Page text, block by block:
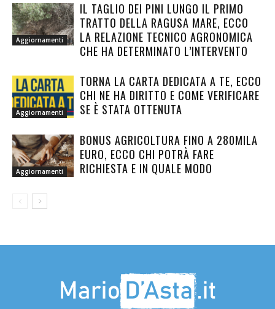
Aggiornamenti
IL TAGLIO DEI PINI LUNGO IL PRIMO
TRATTO DELLA RAGUSA MARE, ECCO
LA RELAZIONE TECNICO AGRONOMICA
CHE HA DETERMINATO L’INTERVENTO
Aggiornamenti
TORNA LA CARTA DEDICATA A TE, ECCO
CHI NE HA DIRITTO E COME VERIFICARE
SE È STATA OTTENUTA
Aggiornamenti
BONUS AGRICOLTURA FINO A 280MILA
EURO, ECCO CHI POTRÀ FARE
RICHIESTA E IN QUALE MODO